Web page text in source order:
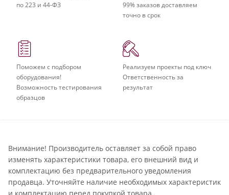
по 223 и 44-ФЗ
99% заказов доставляем
точно в срок
Поможем с подбором
оборудования!
Возможность тестирования
образцов
Реализуем проекты под ключ
Ответственность за
результат
Внимание! Производитель оставляет за собой право
изменять характеристики товара, его внешний вид и
комплектацию без предварительного уведомления
продавца. Уточняйте наличие необходимых характеристик